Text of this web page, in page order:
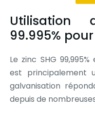
Utilisation
99.995%
Le zinc SHG
est principalement
galvanisation
depuis de